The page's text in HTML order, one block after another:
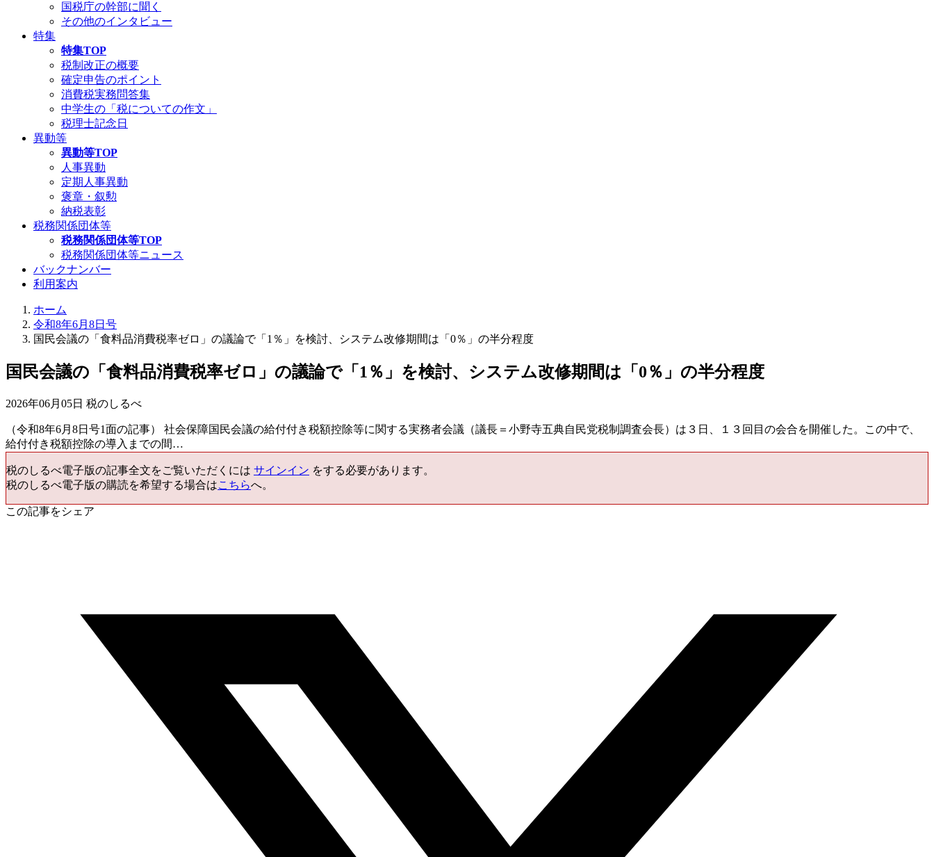
国税庁の幹部に聞く
その他のインタビュー
特集
特集TOP
税制改正の概要
確定申告のポイント
消費税実務問答集
中学生の「税についての作文」
税理士記念日
異動等
異動等TOP
人事異動
定期人事異動
褒章・叙勲
納税表彰
税務関係団体等
税務関係団体等TOP
税務関係団体等ニュース
バックナンバー
利用案内
ホーム
令和8年6月8日号
国民会議の「食料品消費税率ゼロ」の議論で「1％」を検討、システム改修期間は「0％」の半分程度
国民会議の「食料品消費税率ゼロ」の議論で「1％」を検討、システム改修期間は「0％」の半分程度
2026年06月05日 税のしるべ
（令和8年6月8日号1面の記事） 社会保障国民会議の給付付き税額控除等に関する実務者会議（議長＝小野寺五典自民党税制調査会長）は３日、１３回目の会合を開催した。この中で、
給付付き税額控除の導入までの間…
税のしるべ電子版の記事全文をご覧いただくには サインイン をする必要があります。
税のしるべ電子版の購読を希望する場合はこちらへ。
この記事をシェア